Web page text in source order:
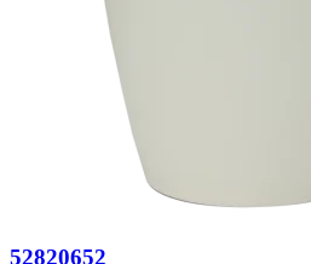
52820652